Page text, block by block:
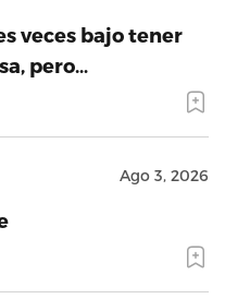
veces bajo tener
pero…
Ago 3, 2026